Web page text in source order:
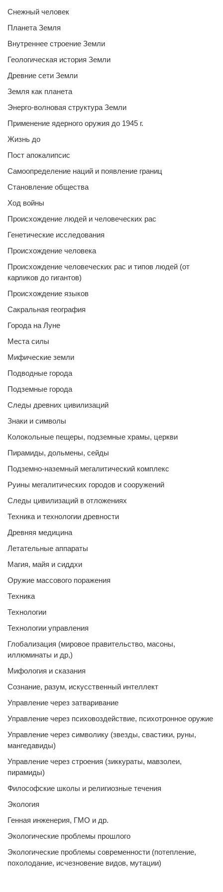
Снежный человек
Планета Земля
Внутреннее строение Земли
Геологическая история Земли
Древние сети Земли
Земля как планета
Энерго-волновая структура Земли
Применение ядерного оружия до 1945 г.
Жизнь до
Пост апокалипсис
Самоопределение наций и появление границ
Становление общества
Ход войны
Происхождение людей и человеческих рас
Генетические исследования
Происхождение человека
Происхождение человеческих рас и типов людей (от
карликов до гигантов)
Происхождение языков
Сакральная география
Города на Луне
Места силы
Мифические земли
Подводные города
Подземные города
Следы древних цивилизаций
Знаки и символы
Колокольные пещеры, подземные храмы, церкви
Пирамиды, дольмены, сейды
Подземно-наземный мегалитический комплекс
Руины мегалитических городов и сооружений
Следы цивилизаций в отложениях
Техника и технологии древности
Древняя медицина
Летательные аппараты
Магия, майя и сиддхи
Оружие массового поражения
Техника
Технологии
Технологии управления
Глобализация (мировое правительство, масоны,
иллюминаты и др,)
Мифология и сказания
Сознание, разум, искусственный интеллект
Управление через затваривание
Управление через психовоздействие, психотронное оружие
Управление через символику (звезды, свастики, руны,
мангедавиды)
Управление через строения (зиккураты, мавзолеи,
пирамиды)
Философские школы и религиозные течения
Экология
Генная инженерия, ГМО и др.
Экологические проблемы прошлого
Экологические проблемы современности (потепление,
похолодание, исчезновение видов, мутации)